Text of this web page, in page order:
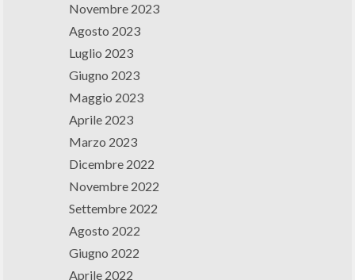
Novembre 2023
Agosto 2023
Luglio 2023
Giugno 2023
Maggio 2023
Aprile 2023
Marzo 2023
Dicembre 2022
Novembre 2022
Settembre 2022
Agosto 2022
Giugno 2022
Aprile 2022